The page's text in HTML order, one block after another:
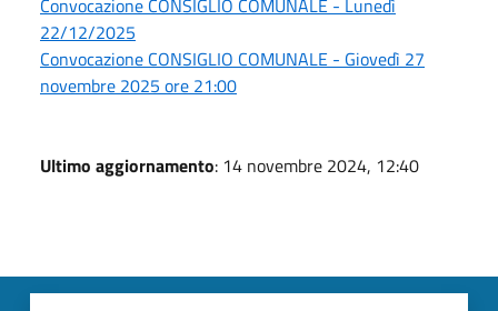
22/12/2025
Convocazione CONSIGLIO COMUNALE - Giovedì 27
novembre 2025 ore 21:00
Ultimo aggiornamento: 14 novembre 2024, 12:40